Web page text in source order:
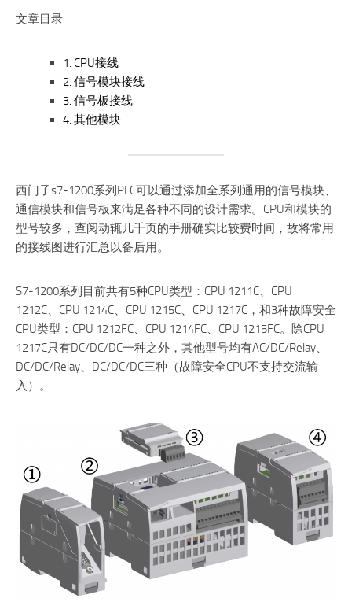
文章目录
1. CPU接线
2. 信号模块接线
3. 信号板接线
4. 其他模块
西门子s7-1200系列PLC可以通过添加全系列通用的信号模块、
通信模块和信号板来满足各种不同的设计需求。CPU和模块的
型号较多，查阅动辄几千页的手册确实比较费时间，故将常用
的接线图进行汇总以备后用。
S7-1200系列目前共有5种CPU类型：CPU 1211C、CPU
1212C、CPU 1214C、CPU 1215C、CPU 1217C，和3种故障安全
CPU类型：CPU 1212FC、CPU 1214FC、CPU 1215FC。除CPU
1217C只有DC/DC/DC一种之外，其他型号均有AC/DC/Relay、
DC/DC/Relay、DC/DC/DC三种（故障安全CPU不支持交流输
入）。